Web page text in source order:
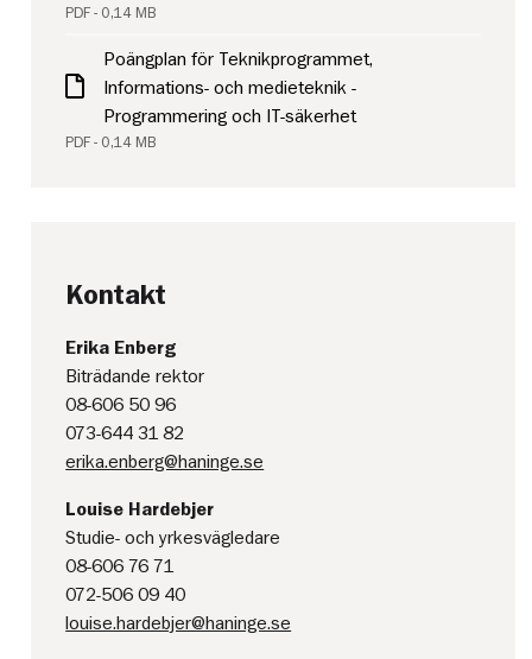
PDF - 0,14 MB
Poängplan för Teknikprogrammet,
Informations- och medieteknik -
Programmering och IT-säkerhet
PDF - 0,14 MB
Kontakt
Erika Enberg
Biträdande rektor
08-606 50 96
073-644 31 82
erika.enberg@haninge.se
Louise Hardebjer
Studie- och yrkesvägledare
08-606 76 71
072-506 09 40
louise.hardebjer@haninge.se